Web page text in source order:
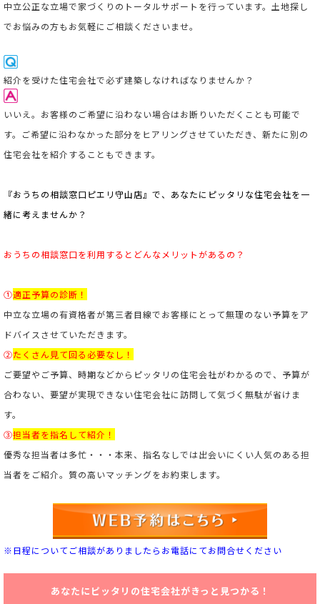
中立公正な立場で家づくりのトータルサポートを行っています。 土地探し
でお悩みの方もお気軽にご相談くださいませ。
紹介を受けた住宅会社で必ず建築しなければなりませんか？
いいえ。お客様のご希望に沿わない場合はお断りいただくことも可能で
す。ご希望に沿わなかった部分をヒアリングさせていただき、新たに別の
住宅会社を紹介することもできます。
『おうちの相談窓口ピエリ守山店』で、あなたにピッタリな住宅会社を一
緒に考えませんか？
おうちの相談窓口を利用すると どんなメリットがあるの？
①適正予算の診断！
中立な立場の有資格者が第三者目線でお客様にとって無理のない予算をア
ドバイスさせていただきます。
②たくさん見て回る必要なし！
ご要望やご予算、時期などからピッタリの住宅会社がわかるので、予算が
合わない、要望が実現できない住宅会社に訪問して気づく無駄が省けま
す。
③担当者を指名して紹介！
優秀な担当者は多忙・・・本来、指名なしでは出会いにくい人気のある担
当者をご紹介。 質の高いマッチングをお約束します。
※日程についてご相談がありましたらお電話にてお問合せください
あなたにピッタリの住宅会社がきっと見つかる！